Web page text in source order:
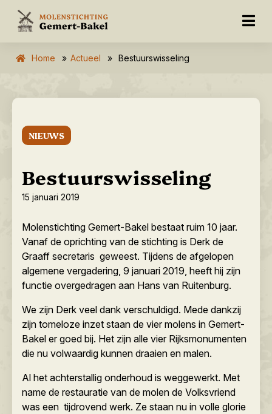
Home » Actueel » Bestuurswisseling
NIEUWS
Bestuurswisseling
15 januari 2019
Molenstichting Gemert-Bakel bestaat ruim 10 jaar.
Vanaf de oprichting van de stichting is Derk de
Graaff secretaris geweest. Tijdens de afgelopen
algemene vergadering, 9 januari 2019, heeft hij zijn
functie overgedragen aan Hans van Ruitenburg.
We zijn Derk veel dank verschuldigd. Mede dankzij
zijn tomeloze inzet staan de vier molens in Gemert-
Bakel er goed bij. Het zijn alle vier Rijksmonumenten
die nu volwaardig kunnen draaien en malen.
Al het achterstallig onderhoud is weggewerkt. Met
name de restauratie van de molen de Volksvriend
was een tijdrovend werk. Ze staan nu in volle glorie